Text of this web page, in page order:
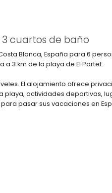
cuartos de baño
Blanca, España para 6
3 km de la playa de El Portet.
El alojamiento ofrece
playa, actividades deportivas,
pasar sus vacaciones en